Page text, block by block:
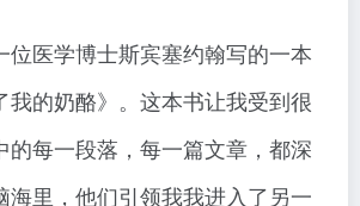
位医学博士斯宾塞约翰写的一本
的奶酪》。这本书让我受到很
的每一段落，每一篇文章，都深
海里，他们引领我我进入了另一